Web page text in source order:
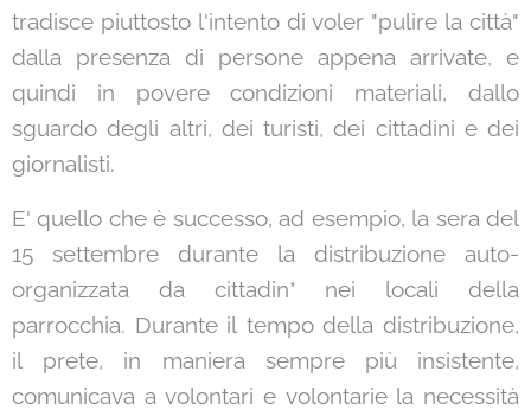
tradisce piuttosto l'intento di voler "pulire la città"
dalla presenza di persone appena arrivate, e
quindi in povere condizioni materiali, dallo
sguardo degli altri, dei turisti, dei cittadini e dei
giornalisti.
E' quello che è successo, ad esempio, la sera del
15 settembre durante la distribuzione auto-
organizzata da cittadin* nei locali della
parrocchia. Durante il tempo della distribuzione,
il prete, in maniera sempre più insistente,
comunicava a volontari e volontarie la necessità